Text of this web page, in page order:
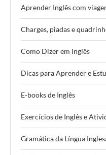
Aprender Inglês com
Charges, piadas e
Como Dizer em Inglês
Dicas para Aprender e
E-books de Inglês
Exercícios de Inglês e
Gramática da Língua